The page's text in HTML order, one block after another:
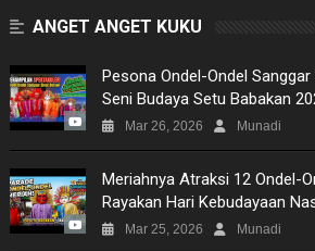
ANGET ANGET KUKU
Pesona Ondel-Ondel
Seni Budaya Setu Babakan
Mar 26, 2026 Munadi
Meriahnya Atraksi 12 Ondel-
Rayakan Hari Kebudayaan
Mar 25, 2026 Munadi